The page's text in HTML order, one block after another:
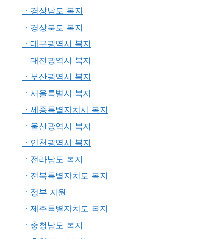
ㆍ경상남도 복지
ㆍ경상북도 복지
ㆍ대구광역시 복지
ㆍ대전광역시 복지
ㆍ부산광역시 복지
ㆍ서울특별시 복지
ㆍ세종특별자치시 복지
ㆍ울산광역시 복지
ㆍ인천광역시 복지
ㆍ전라남도 복지
ㆍ전북특별자치도 복지
ㆍ정부 지원
ㆍ제주특별자치도 복지
ㆍ충청남도 복지